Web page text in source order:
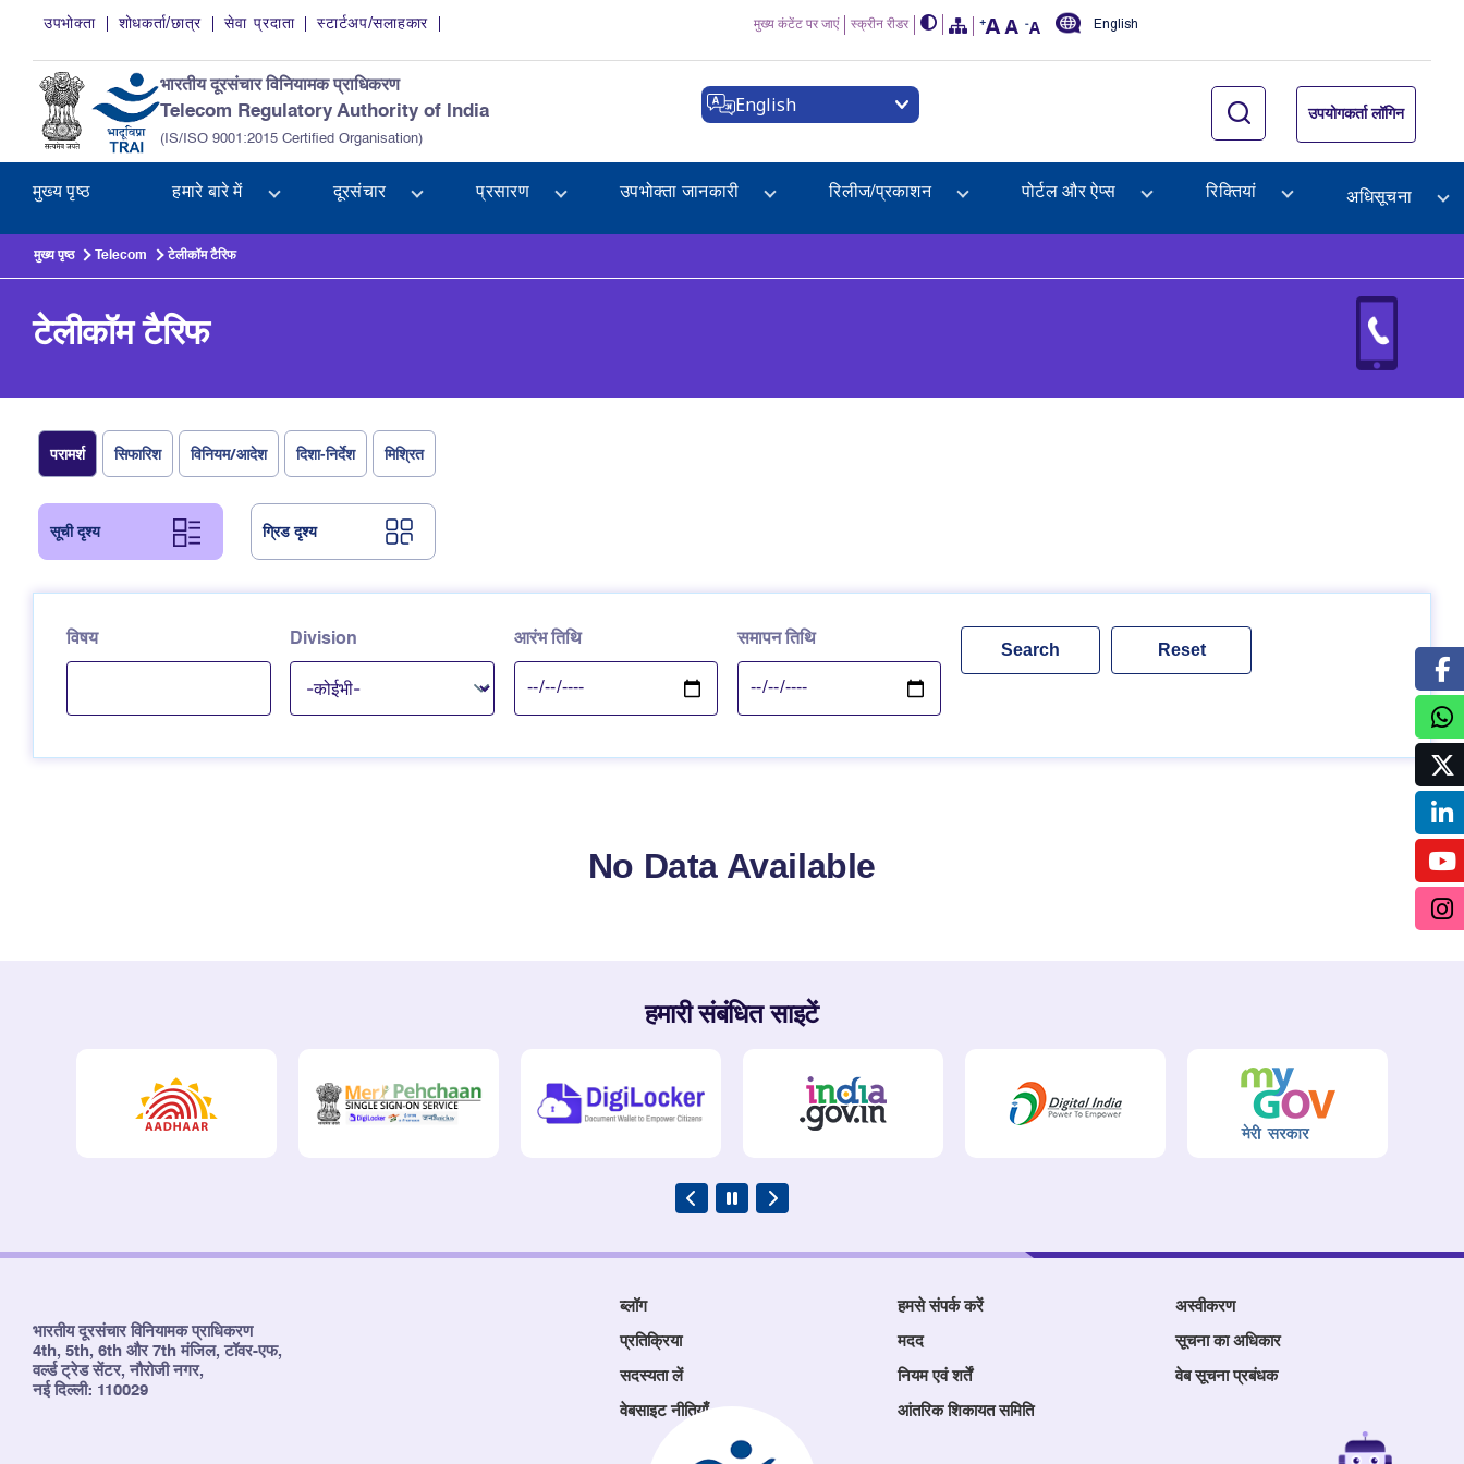
Skip to main content
उपभोक्ता शोधकर्ता/छात्र सेवा प्रदाता स्टार्टअप/सलाहकार मुख्य कंटेंट पर जाएं स्क्रीन रीडर English
भारतीय दूरसंचार विनियामक प्राधिकरण
Telecom Regulatory Authority of India
(IS/ISO 9001:2015 Certified Organisation)
English उपयोगकर्ता लॉगिन
मुख्य पृष्ठ हमारे बारे में दूरसंचार प्रसारण उपभोक्ता जानकारी रिलीज/प्रकाशन पोर्टल और ऐप्स रिक्तियां अधिसूचना
मुख्य पृष्ठ Telecom टेलीकॉम टैरिफ
टेलीकॉम टैरिफ
परामर्श सिफारिश विनियम/आदेश दिशा-निर्देश मिश्रित
सूची दृश्य ग्रिड दृश्य
विषय Division आरंभ तिथि समापन तिथि
No Data Available
हमारी संबंधित साइटें
भारतीय दूरसंचार विनियामक प्राधिकरण
4th, 5th, 6th और 7th मंजिल, टॉवर-एफ,
वर्ल्ड ट्रेड सेंटर, नौरोजी नगर,
नई दिल्ली: 110029
ब्लॉग हमसे संपर्क करें अस्वीकरण
प्रतिक्रिया मदद सूचना का अधिकार
सदस्यता लें नियम एवं शर्तें वेब सूचना प्रबंधक
वेबसाइट नीतियाँ आंतरिक शिकायत समिति